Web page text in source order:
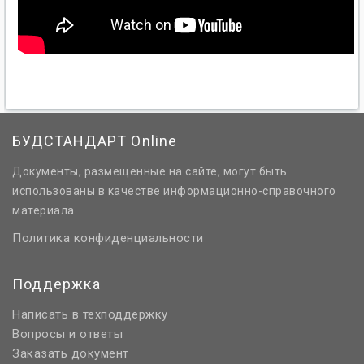
БУДСТАНДАРТ Online
Документы, размещенные на сайте, могут быть
использованы в качестве информационно-справочного
материала.
Политика конфиденциальности
Поддержка
Написать в техподдержку
Вопросы и ответы
Заказать документ